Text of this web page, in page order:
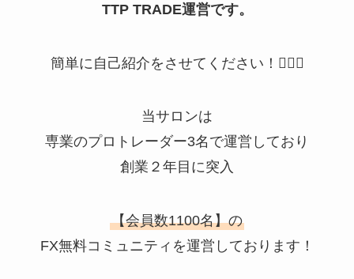
TTP TRADE運営です。
簡単に自己紹介をさせてください！🙇🏻‍♂️
当サロンは
専業のプロトレーダー3名で運営しており
創業２年目に突入
【会員数1100名】の
FX無料コミュニティを運営しております！